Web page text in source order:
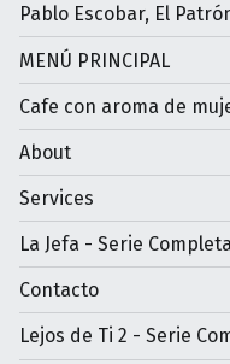
Pablo Escobar, El
MENÚ PRINCIPAL
Cafe con aroma de
About
Services
La Jefa - Serie Completa
Contacto
Lejos de Ti 2 - Serie